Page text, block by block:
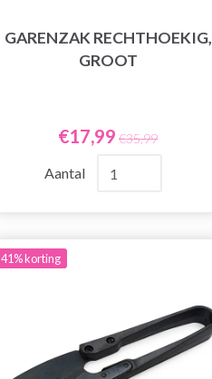
GARENZAK RECHTHOEKIG,
GROOT
€17,99 €35,99
Aantal
41% korting